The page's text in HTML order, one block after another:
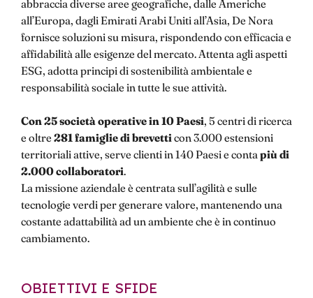
abbraccia diverse aree geografiche, dalle Americhe
all’Europa, dagli Emirati Arabi Uniti all’Asia, De Nora
fornisce soluzioni su misura, rispondendo con efficacia e
affidabilità alle esigenze del mercato. Attenta agli aspetti
ESG, adotta principi di sostenibilità ambientale e
responsabilità sociale in tutte le sue attività.
Con 25 società operative in 10 Paesi, 5 centri di ricerca
e oltre 281 famiglie di brevetticon 3.000 estensioni
territoriali attive, serve clienti in 140 Paesi e contapiù di
2.000 collaboratori.
La missione aziendale è centrata sull’agilità e sulle
tecnologie verdi per generare valore, mantenendo una
costante adattabilità ad un ambiente che è in continuo
cambiamento.
OBIETTIVI E SFIDE